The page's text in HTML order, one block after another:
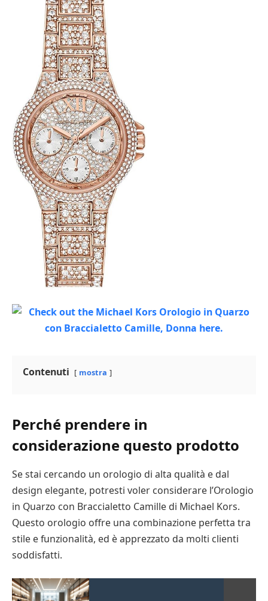
Contenuti mostra
Perché prendere in
considerazione questo prodotto
Se stai cercando un orologio di alta qualità e dal
design elegante, potresti voler considerare l’Orologio
in Quarzo con Braccialetto Camille di Michael Kors.
Questo orologio offre una combinazione perfetta tra
stile e funzionalità, ed è apprezzato da molti clienti
soddisfatti.